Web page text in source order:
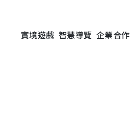
實境遊戲 智慧導覽 企業合作